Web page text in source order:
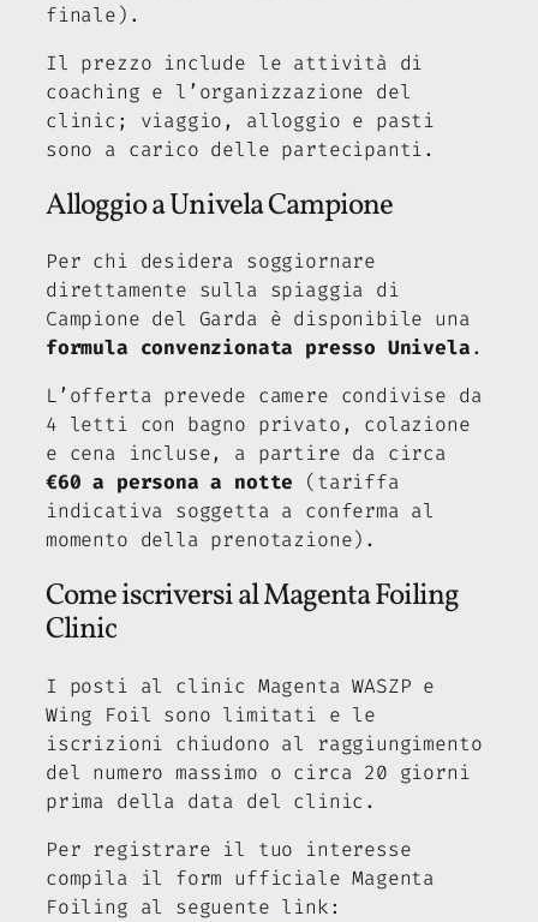
finale).
Il prezzo include le attività di
coaching e l’organizzazione del
clinic; viaggio, alloggio e pasti
sono a carico delle partecipanti.
Alloggio a Univela Campione
Per chi desidera soggiornare
direttamente sulla spiaggia di
Campione del Garda è disponibile una
formula convenzionata presso Univela.
L’offerta prevede camere condivise da
4 letti con bagno privato, colazione
e cena incluse, a partire da circa
€60 a persona a notte (tariffa
indicativa soggetta a conferma al
momento della prenotazione).
Come iscriversi al Magenta Foiling
Clinic
I posti al clinic Magenta WASZP e
Wing Foil sono limitati e le
iscrizioni chiudono al raggiungimento
del numero massimo o circa 20 giorni
prima della data del clinic.
Per registrare il tuo interesse
compila il form ufficiale Magenta
Foiling al seguente link: